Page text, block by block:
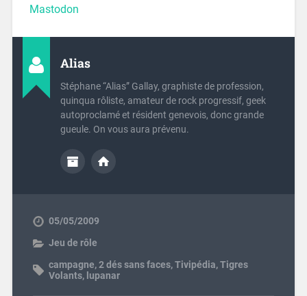
Mastodon
Alias
Stéphane “Alias” Gallay, graphiste de profession,
quinqua rôliste, amateur de rock progressif, geek
autoproclamé et résident genevois, donc grande
gueule. On vous aura prévenu.
05/05/2009
Jeu de rôle
campagne,2 dés sans faces,Tivipédia,Tigres
Volants, lupanar